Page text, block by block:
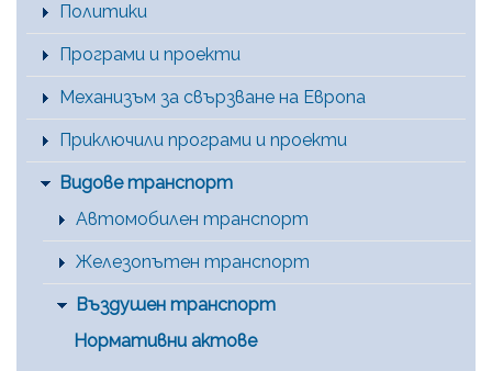
Политики
Програми и проекти
Механизъм за свързване на Европа
Приключили програми и проекти
Видове транспорт
Автомобилен транспорт
Железопътен транспорт
Въздушен транспорт
Нормативни актове